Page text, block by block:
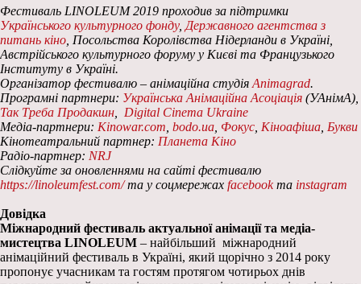
Фестиваль LINOLEUM 2019 проходив за підтримки
Українського культурного фонду, Державного агентства з
питань кіно , Посольства Королівства Нідерланди в Україні,
Австрійського культурного форуму у Києві та Французького
Інституту в Україні.
Організатор фестивалю – анімаційна студія Animagrad.
Програмні партнери: Українська Анімаційна Асоціація (УАнімА),
Так Треба Продакшн
Digital Cinema Ukraine
Медіа-партнери: Kinowar.com bodo.ua Фокус Кіноафіша Букви
Кінотеатральний партнер: Планета Кіно
Радіо-партнер: NRJ
Слідкуйте за оновленнями на сайті фестивалю
https://linoleumfest.com/та у соцмережах facebookта instagram
Довідка
Міжнародний фестиваль актуальної анімації та медіа-
мистецтва LINOLEUM – найбільший міжнародний
анімаційний фестиваль в Україні, який щорічно з 2014 року
пропонує учасникам та гостям протягом чотирьох днів